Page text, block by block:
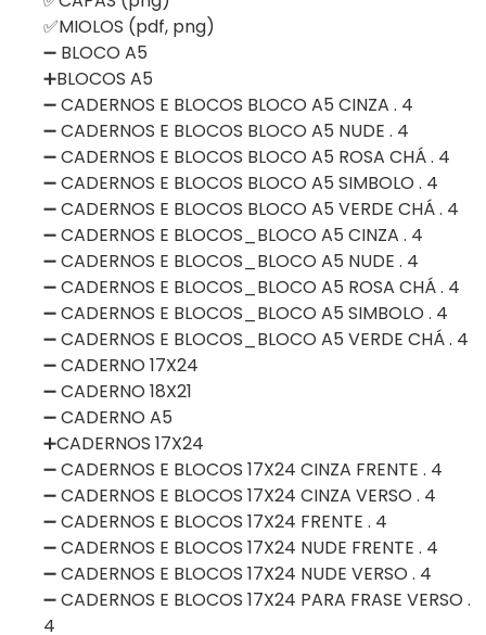
✅MIOLOS (pdf, png)
➖ BLOCO A5
➕BLOCOS A5
➖ CADERNOS E BLOCOS BLOCO A5 CINZA . 4
➖ CADERNOS E BLOCOS BLOCO A5 NUDE . 4
➖ CADERNOS E BLOCOS BLOCO A5 ROSA CHÁ . 4
➖ CADERNOS E BLOCOS BLOCO A5 SIMBOLO . 4
➖ CADERNOS E BLOCOS BLOCO A5 VERDE CHÁ . 4
➖ CADERNOS E BLOCOS_BLOCO A5 CINZA . 4
➖ CADERNOS E BLOCOS_BLOCO A5 NUDE . 4
➖ CADERNOS E BLOCOS_BLOCO A5 ROSA CHÁ . 4
➖ CADERNOS E BLOCOS_BLOCO A5 SIMBOLO . 4
➖ CADERNOS E BLOCOS_BLOCO A5 VERDE CHÁ . 4
➖ CADERNO 17X24
➖ CADERNO 18X21
➖ CADERNO A5
➕CADERNOS 17X24
➖ CADERNOS E BLOCOS 17X24 CINZA FRENTE . 4
➖ CADERNOS E BLOCOS 17X24 CINZA VERSO . 4
➖ CADERNOS E BLOCOS 17X24 FRENTE . 4
➖ CADERNOS E BLOCOS 17X24 NUDE FRENTE . 4
➖ CADERNOS E BLOCOS 17X24 NUDE VERSO . 4
➖ CADERNOS E BLOCOS 17X24 PARA FRASE VERSO .
4